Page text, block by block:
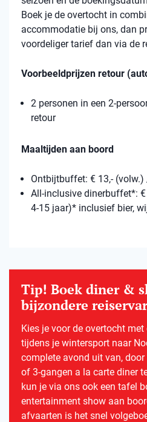
Boek je de overtocht in
accommodatie bij ons, dan
voordeliger tarief dan via de
Voorbeeldprijzen retour
2 personen in een 2-
retour
Maaltijden aan boord
Ontbijtbuffet: € 13,-
All-inclusive dinerbuffet*:
4-15 jaar)* inclusief bier,
Tip! Boek diner &
bijzondere
Kies je voor de overtocht
tijdens je wintersport naar
complete avond uit van,
of 3-gangen a la carte diner
kun je via ons ook een tafel
entertainment show aan
afvaarten is het snel